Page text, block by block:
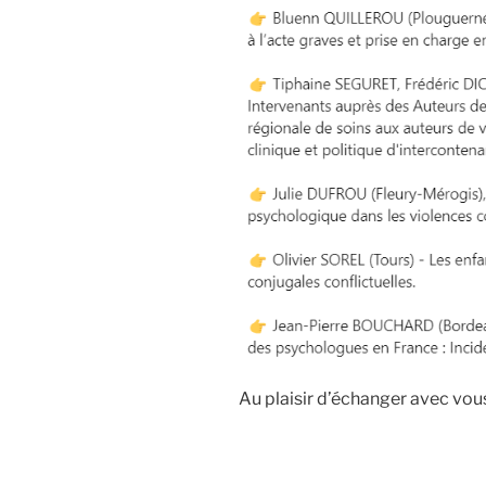
Au plaisir d’échanger avec